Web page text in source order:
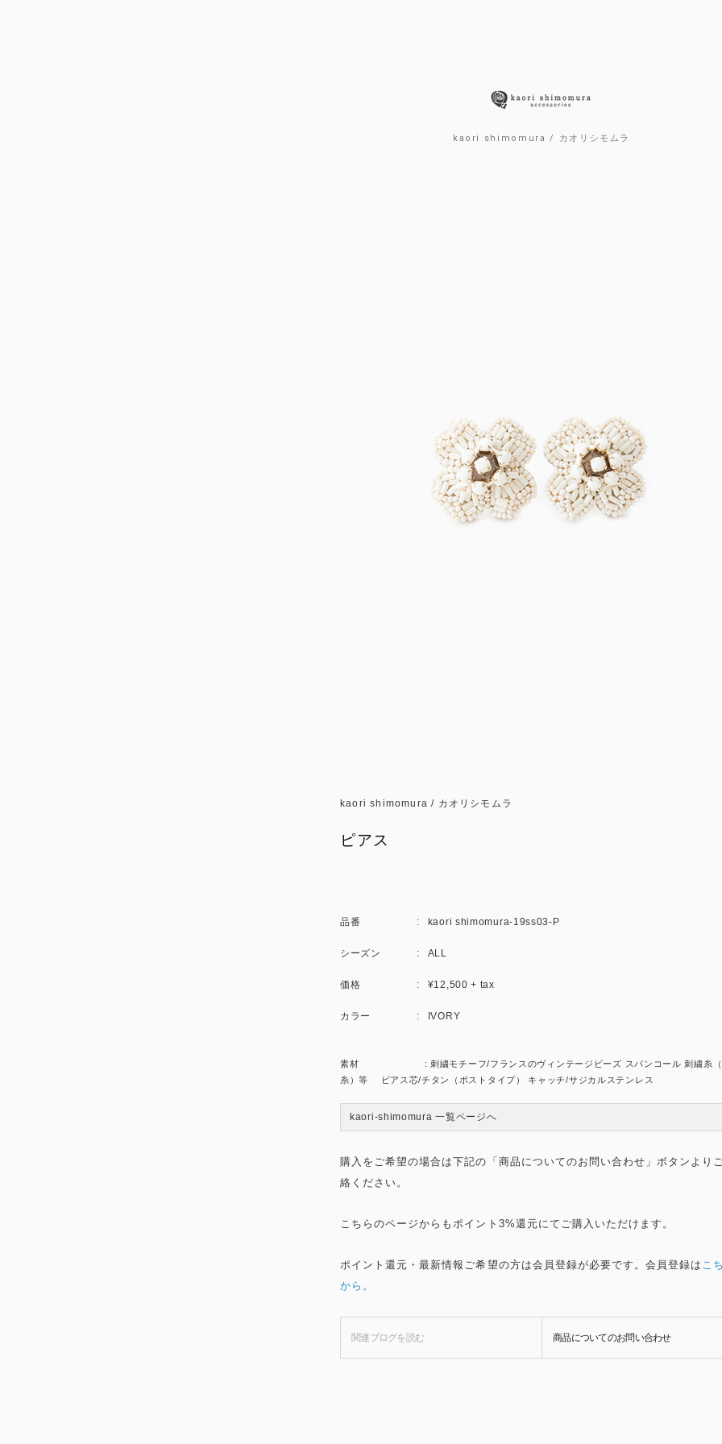
kaori shimomura / カオリシモムラ
kaori shimomura / カオリシモムラ
ピアス
品番 kaori shimomura-19ss03-P
シーズン ALL
価格 ¥12,500 + tax
カラー IVORY
素材 : 刺繍モチーフ/フランスのヴィンテージビーズ スパンコール 刺繍糸（
糸）等 ピアス芯/チタン（ポストタイプ） キャッチ/サジカルステンレス
kaori-shimomura 一覧ページへ
購入をご希望の場合は下記の「商品についてのお問い合わせ」ボタンより
絡ください。
こちらのページからもポイント3%還元にてご購入いただけます。
ポイント還元・最新情報ご希望の方は会員登録が必要です。会員登録は こ
から。
関連ブログを読む 商品についてのお問い合わせ